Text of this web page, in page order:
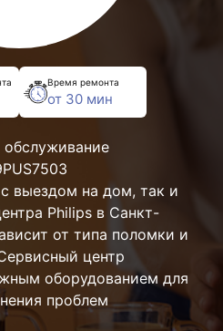
Время ремонта
от 30 мин
выездом на дом, так и
Philips в Санкт-
от типа поломки и
центр
оборудованием для
проблем